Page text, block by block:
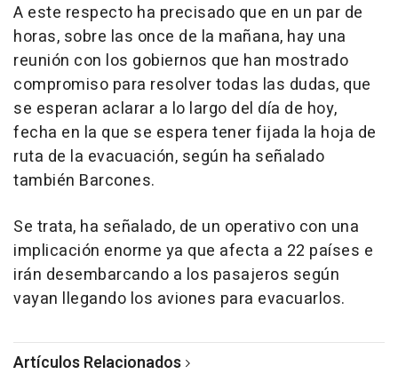
A este respecto ha precisado que en un par de
horas, sobre las once de la mañana, hay una
reunión con los gobiernos que han mostrado
compromiso para resolver todas las dudas, que
se esperan aclarar a lo largo del día de hoy,
fecha en la que se espera tener fijada la hoja de
ruta de la evacuación, según ha señalado
también Barcones.
Se trata, ha señalado, de un operativo con una
implicación enorme ya que afecta a 22 países e
irán desembarcando a los pasajeros según
vayan llegando los aviones para evacuarlos.
Artículos Relacionados